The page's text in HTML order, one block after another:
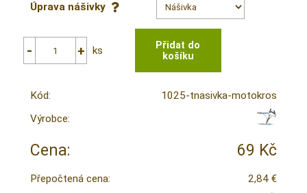
Úprava nášivky
ks
Kód:
1025-tnasivka-motokros
Výrobce:
Cena: 69 Kč
Přepočtená cena:
2,84 €